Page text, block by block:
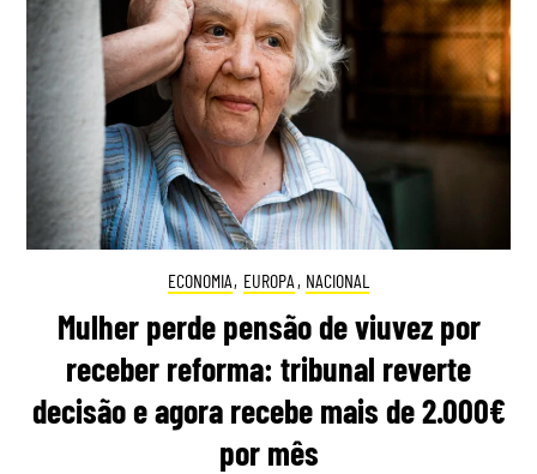
ECONOMIA, EUROPA , NACIONAL
Mulher perde pensão de viuvez por
receber reforma: tribunal reverte
decisão e agora recebe mais de 2.000€
por mês